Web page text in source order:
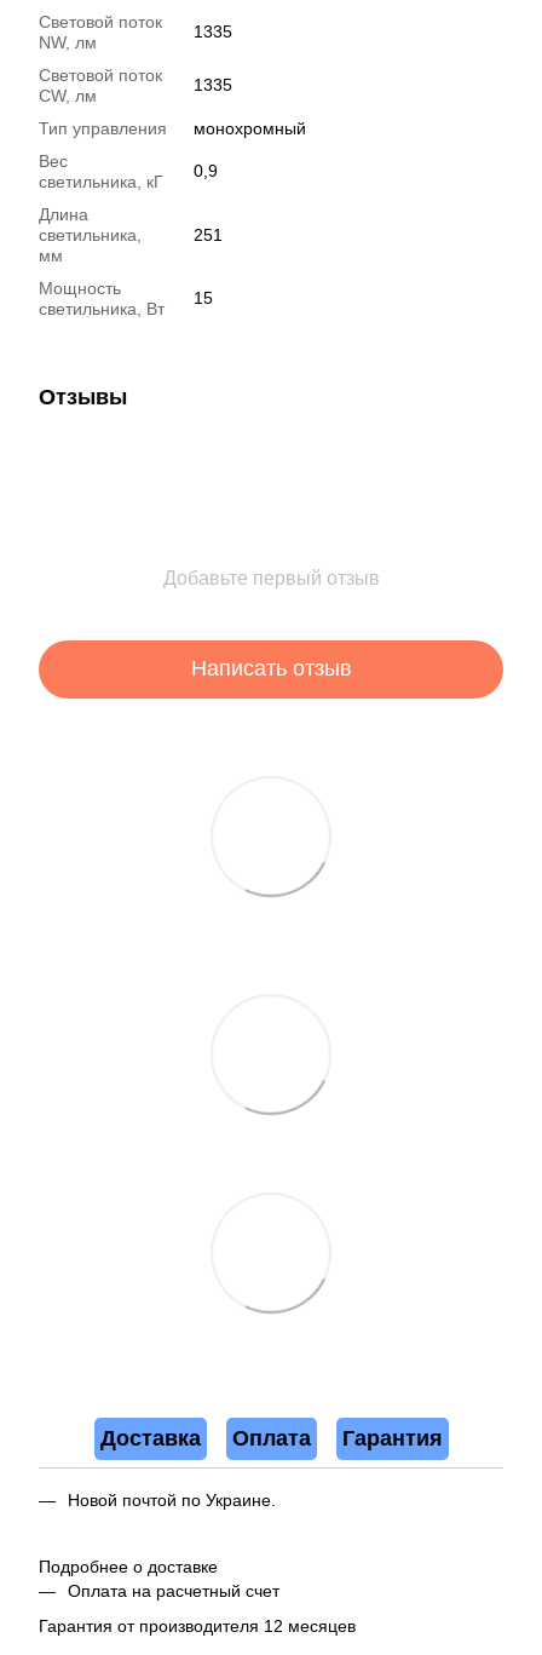
Световой поток
NW, лм
1335
Световой поток
CW, лм
1335
Тип управления
монохромный
Вес
светильника, кГ
0,9
Длина
светильника,
мм
251
Мощность
светильника, Вт
15
Отзывы
Добавьте первый отзыв
Написать отзыв
Доставка Оплата Гарантия
Новой почтой по Украине.
Подробнее о доставке
Оплата на расчетный счет
Гарантия от производителя 12 месяцев